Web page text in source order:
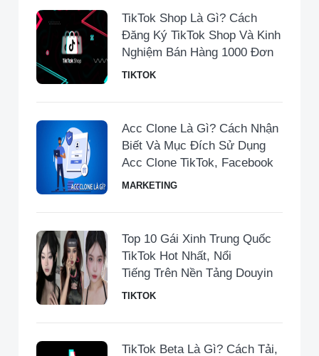
TikTok Shop Là Gì? Cách
Đăng Ký TikTok Shop Và Kinh
Nghiệm Bán Hàng 1000 Đơn
TIKTOK
Acc Clone Là Gì? Cách Nhận
Biết Và Mục Đích Sử Dụng
Acc Clone TikTok, Facebook
MARKETING
Top 10 Gái Xinh Trung Quốc
TikTok Hot Nhất, Nổi
Tiếng Trên Nền Tảng Douyin
TIKTOK
TikTok Beta Là Gì? Cách Tải,